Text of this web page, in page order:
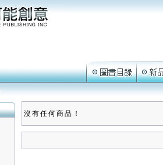
沒有任何商品！